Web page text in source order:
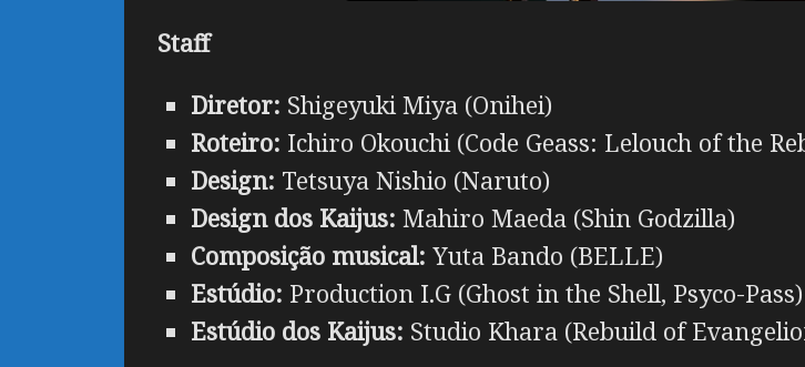
Staff
Diretor: Shigeyuki Miya (Onihei)
Roteiro: Ichiro Okouchi (Code Geass: Lelouch of the
Design: Tetsuya Nishio (Naruto)
Design dos Kaijus: Mahiro Maeda (Shin Godzilla)
Composição musical: Yuta Bando (BELLE)
Estúdio: Production I.G (Ghost in the Shell, Psyco-Pass)
Estúdio dos Kaijus: Studio Khara (Rebuild of